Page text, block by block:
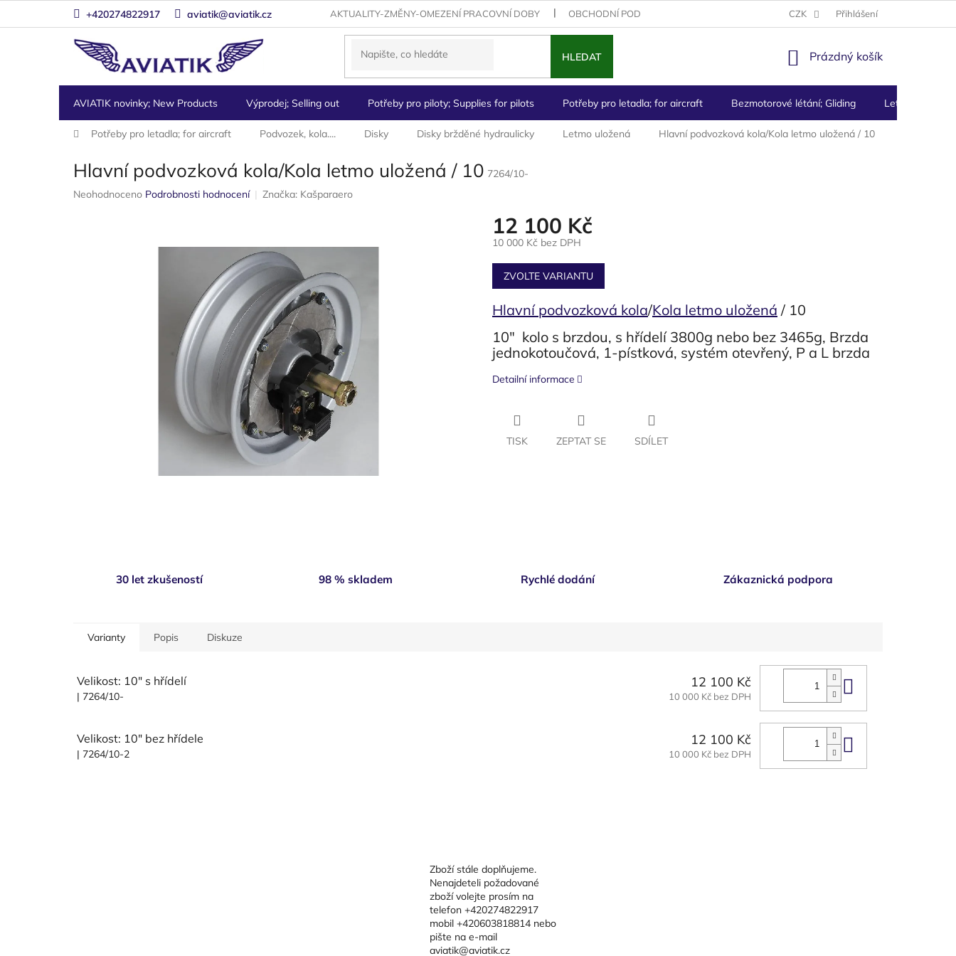
+420274822917 aviatik@aviatik.cz AKTUALITY-ZMĚNY-OMEZENÍ PRACOVNÍ DOBY OBCHODNÍ PODMÍNKY PODMÍNKY OCHRANY OSOBNÍCH ÚDAJŮ
CZK Přihlášení
HLEDAT
NÁKUPNÍ
Prázdný košík
AVIATIK novinky; New Products Výprodej; Selling out Potřeby pro piloty; Supplies for pilots Potřeby pro letadla; for aircraft Bezmotorové létání; Gliding
Letecké
Potřeby pro letadla; for aircraft Podvozek, kola.... Disky Disky bržděné hydraulicky Letmo uložená Hlavní podvozková kola/Kola letmo uložená / 10
Hlavní podvozková kola/Kola letmo uložená / 10 7264/10-
Průměrné
Neohodnoceno Podrobnosti hodnocení Značka: Kašparaero
12 100 Kč
10 000 Kč bez DPH
Měrná
cena:
ZVOLTE VARIANTU
Hlavní podvozková kola/Kola letmo uložená / 10
10" kolo s brzdou, s hřídelí 3800g nebo bez 3465g, Brzda
jednokotoučová, 1-pístková, systém otevřený, P a L brzda
Detailní informace
TISK ZEPTAT SE SDÍLET
30 let zkušeností 98 % skladem Rychlé dodání Zákaznická podpora
Varianty Popis Diskuze
Velikost: 10" s hřídelí
| 7264/10-
12 100 Kč
10 000 Kč bez DPH Do košíku
Velikost: 10" bez hřídele
| 7264/10-2
12 100 Kč
10 000 Kč bez DPH Do košíku
Zboží stále doplňujeme.
Nenajdeteli požadované
zboží volejte prosím na
telefon +420274822917
mobil +420603818814 nebo
pište na e-mail
aviatik@aviatik.cz